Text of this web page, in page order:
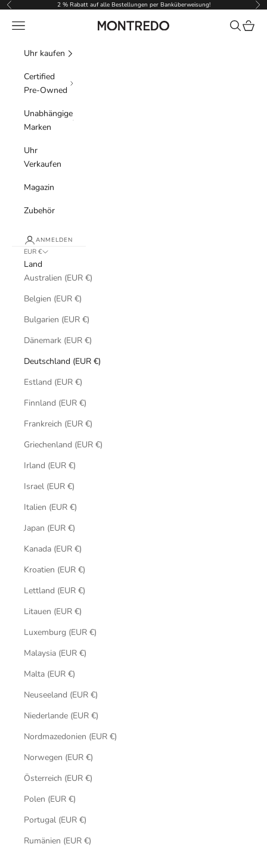
Zum Inhalt springen
Zurück 2 % Rabatt auf alle Bestellungen per Banküberweisung! Vor
Montredo
Menü Suchen
Uhr kaufen
Certified
Pre-Owned
Unabhängige
Marken
Uhr
Verkaufen
Magazin
Zubehör
ANMELDEN
EUR €
Land
Australien (EUR €)
Belgien (EUR €)
Bulgarien (EUR €)
Dänemark (EUR €)
Deutschland (EUR €)
Estland (EUR €)
Finnland (EUR €)
Frankreich (EUR €)
Griechenland (EUR €)
Irland (EUR €)
Israel (EUR €)
Italien (EUR €)
Japan (EUR €)
Kanada (EUR €)
Kroatien (EUR €)
Lettland (EUR €)
Litauen (EUR €)
Luxemburg (EUR €)
Malaysia (EUR €)
Malta (EUR €)
Neuseeland (EUR €)
Niederlande (EUR €)
Nordmazedonien (EUR €)
Norwegen (EUR €)
Österreich (EUR €)
Polen (EUR €)
Portugal (EUR €)
Rumänien (EUR €)